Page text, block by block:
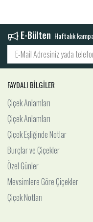
E-Bülten Haftalık
FAYDALI BİLGİLER
Çiçek Anlamları
Çiçek Anlamları
Çiçek Eşliğinde Notlar
Burçlar ve Çiçekler
Özel Günler
Mevsimlere Göre Çiçekler
Çiçek Notları